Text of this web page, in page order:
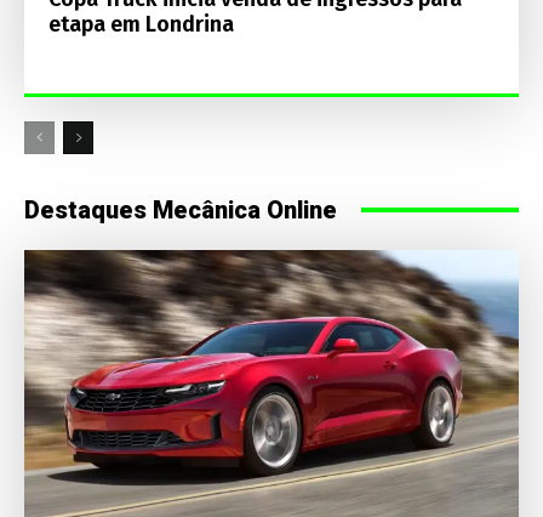
etapa em Londrina
Destaques Mecânica Online